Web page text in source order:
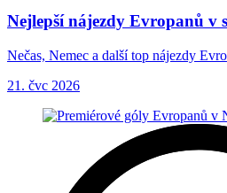
Nejlepší nájezdy Evropanů v
Nečas, Nemec a další top nájezdy
21. čvc 2026